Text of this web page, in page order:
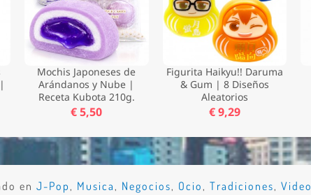
Mochis Japoneses de
Arándanos y Nube |
Receta Kubota 210g.
€ 5,50
Figurita Haikyu!! Daruma
& Gum | 8 Diseños
Aleatorios
€ 9,29
enJ-Pop, Musica, Negocios, Ocio,Tradiciones,Video
Nombre *